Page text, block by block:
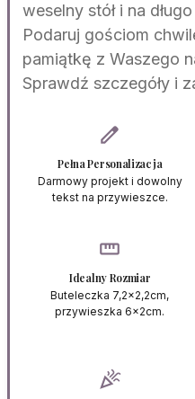
weselny stół i na
Podaruj gościom
pamiątkę z Waszego
Sprawdź szczegóły i
edit
Pełna Personalizacja
Darmowy projekt i dowolny
tekst na przywieszce.
straighten
Idealny Rozmiar
Buteleczka 7,2x2,2cm,
przywieszka 6x2cm.
celebration